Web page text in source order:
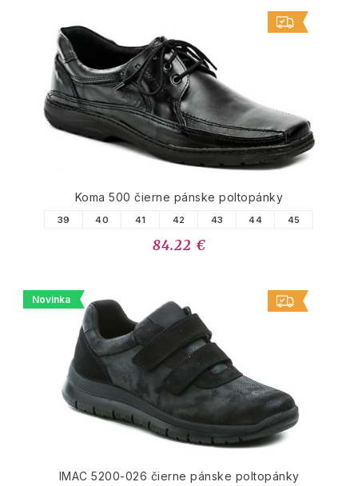
Koma 500 čierne pánske poltopánky
39 40 41 42 43 44 45
84.22 €
Novinka
IMAC 5200-026 čierne pánske poltopánky